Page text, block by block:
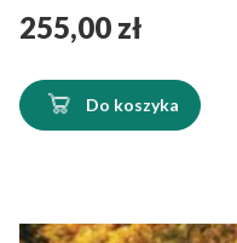
Cena
255,00 zł
Do koszyka